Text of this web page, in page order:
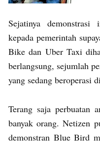
Sejatinya
kepada pemerintah
Bike dan Uber Taxi
berlangsung, sejumlah
yang sedang beroperasi
Terang saja perbuatan
banyak orang. Netizen
demonstran Blue Bird